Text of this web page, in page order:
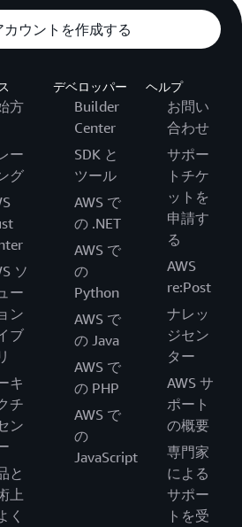
カウントを作成する
方
ー
グ
ソ
ー
ン
ブ
キ
チ
ン
と
上
く
デベロッパー
Builder
Center
SDK と
ツール
AWS で
の .NET
AWS で
の
Python
AWS で
の Java
AWS で
の PHP
AWS で
の
JavaScript
ヘルプ
お問い
合わせ
サポー
トチケ
ットを
申請す
る
AWS
re:Post
ナレッ
ジセン
ター
AWS サ
ポート
の概要
専門家
による
サポー
トを受